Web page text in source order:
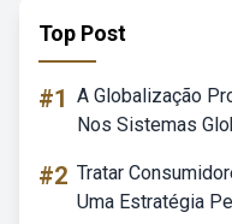
Top Post
#1 A Globalização
Nos Sistemas
#2 Tratar
Uma Estratégia